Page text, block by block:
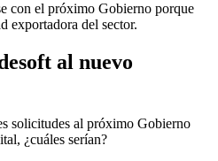
con el próximo Gobierno porque
exportadora del sector.
al nuevo
solicitudes al próximo Gobierno
¿cuáles serían?